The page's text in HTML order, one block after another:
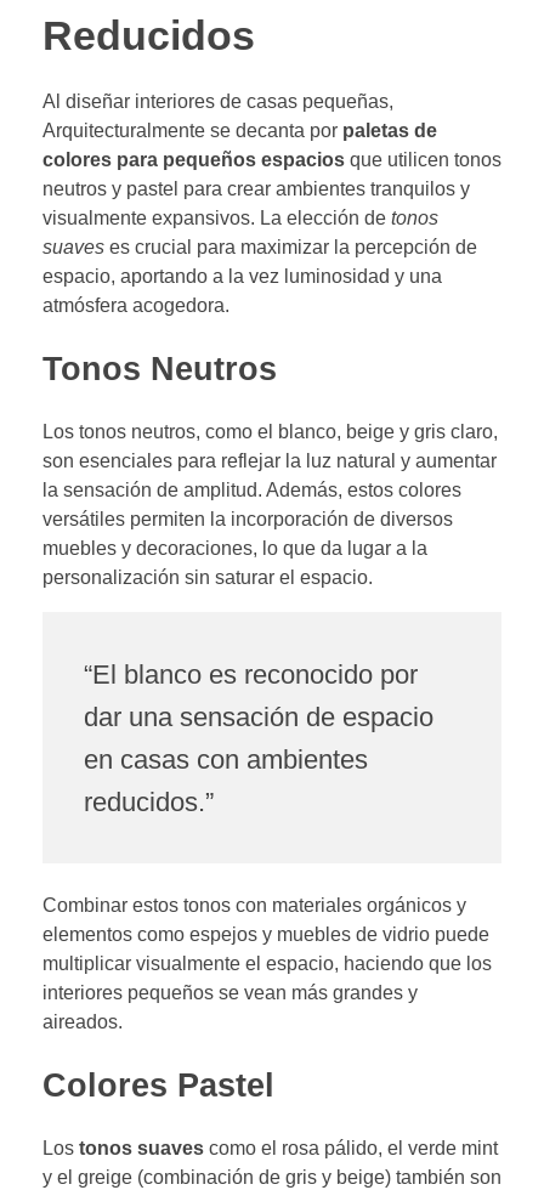
Reducidos
Al diseñar interiores de casas pequeñas,
Arquitecturalmente se decanta por paletas de
colores para pequeños espacios que utilicen tonos
neutros y pastel para crear ambientes tranquilos y
visualmente expansivos. La elección de tonos
suaves es crucial para maximizar la percepción de
espacio, aportando a la vez luminosidad y una
atmósfera acogedora.
Tonos Neutros
Los tonos neutros, como el blanco, beige y gris claro,
son esenciales para reflejar la luz natural y aumentar
la sensación de amplitud. Además, estos colores
versátiles permiten la incorporación de diversos
muebles y decoraciones, lo que da lugar a la
personalización sin saturar el espacio.
“El blanco es reconocido por
dar una sensación de espacio
en casas con ambientes
reducidos.”
Combinar estos tonos con materiales orgánicos y
elementos como espejos y muebles de vidrio puede
multiplicar visualmente el espacio, haciendo que los
interiores pequeños se vean más grandes y
aireados.
Colores Pastel
Los tonos suaves como el rosa pálido, el verde mint
y el greige (combinación de gris y beige) también son